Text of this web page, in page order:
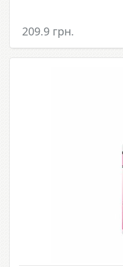
209.9 грн.